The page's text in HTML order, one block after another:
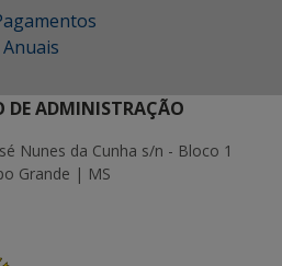
DE ADMINISTRAÇÃO
Nunes da Cunha s/n - Bloco 1
Grande | MS